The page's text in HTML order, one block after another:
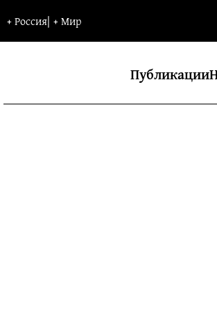
+Россия| +Мир
Публикации